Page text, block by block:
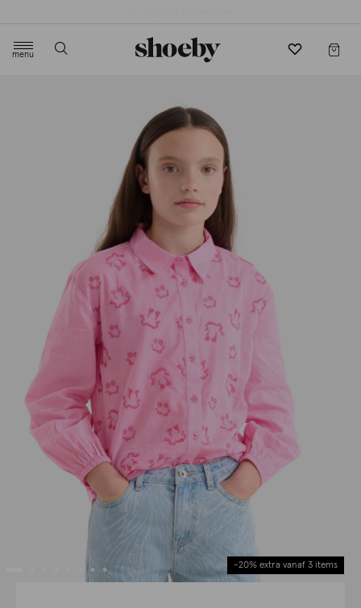
menu
-20% extra vanaf 3 items